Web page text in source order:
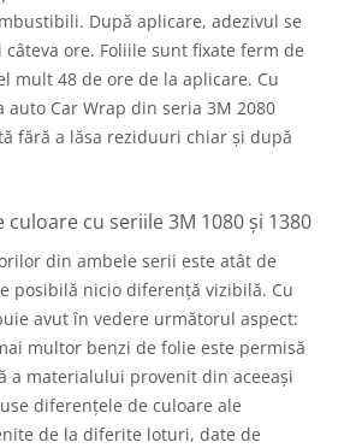
După aplicare, adezivul se
ore. Foliile sunt fixate ferm de
mult 48 de ore de la aplicare. Cu
auto Car Wrap din seria 3M 2080
fără a lăsa reziduuri chiar și după
cu seriile 3M 1080 și 1380
din ambele serii este atât de
posibilă nicio diferență vizibilă. Cu
avut în vedere următorul aspect:
multor benzi de folie este permisă
a materialului provenit din aceeași
diferențele de culoare ale
de la diferite loturi, date de